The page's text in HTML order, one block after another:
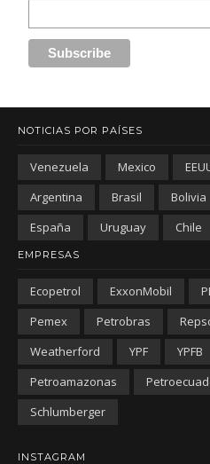
NOTICIAS POR PAÍSES
Venezuela Mexico
Argentina
Brasil Bolivia
España
Uruguay Chile
EMPRESAS
Ecopetrol ExxonMobil
Pemex
Petrobras
Weatherford
YPF YPFB
Petroamazonas
Schlumberger
INSTAGRAM